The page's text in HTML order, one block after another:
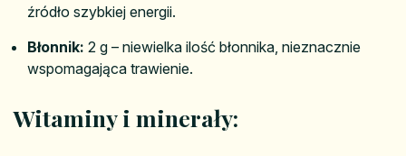
źródło szybkiej energii.
Błonnik: 2 g – niewielka ilość błonnika, nieznacznie
wspomagająca trawienie.
Witaminy i minerały: